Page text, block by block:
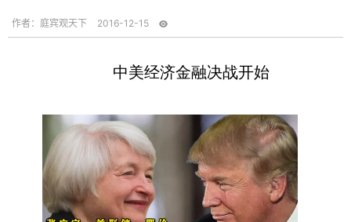
作者： 庭宾观天下 2016-12-15
中美经济金融决战开始